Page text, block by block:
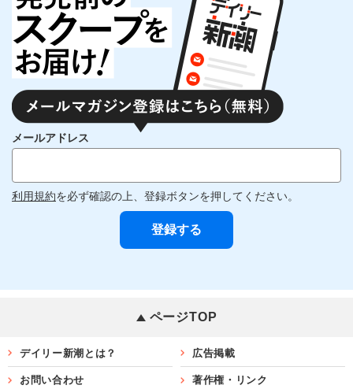
メールアドレス
利用規約を必ず確認の上、登録ボタンを押してください。
ページTOP
デイリー新潮とは？ 広告掲載
お問い合わせ 著作権・リンク